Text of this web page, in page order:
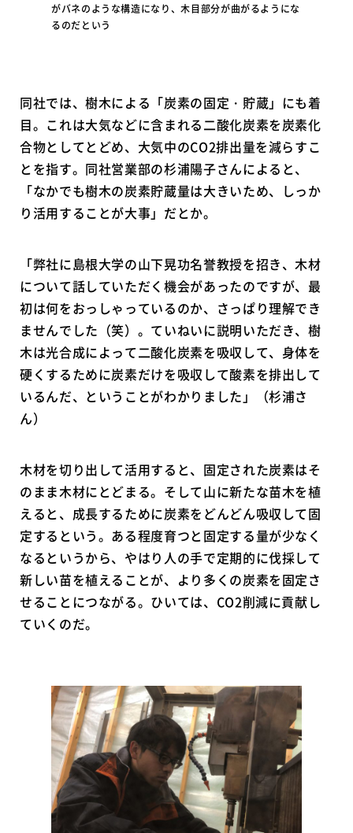
がバネのような構造になり、木目部分が曲がるようにな
るのだという
同社では、樹木による「炭素の固定・貯蔵」にも着
目。これは大気などに含まれる二酸化炭素を炭素化
合物としてとどめ、大気中のCO2排出量を減らすこ
とを指す。同社営業部の杉浦陽子さんによると、
「なかでも樹木の炭素貯蔵量は大きいため、しっか
り活用することが大事」だとか。
「弊社に島根大学の山下晃功名誉教授を招き、木材
について話していただく機会があったのですが、最
初は何をおっしゃっているのか、さっぱり理解でき
ませんでした（笑）。ていねいに説明いただき、樹
木は光合成によって二酸化炭素を吸収して、身体を
硬くするために炭素だけを吸収して酸素を排出して
いるんだ、ということがわかりました」（杉浦さ
ん）
木材を切り出して活用すると、固定された炭素はそ
のまま木材にとどまる。そして山に新たな苗木を植
えると、成長するために炭素をどんどん吸収して固
定するという。ある程度育つと固定する量が少なく
なるというから、やはり人の手で定期的に伐採して
新しい苗を植えることが、より多くの炭素を固定さ
せることにつながる。ひいては、CO2削減に貢献し
ていくのだ。